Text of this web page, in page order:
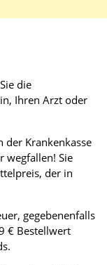
die
Ihren Arzt oder
der Krankenkasse
wegfallen! Sie
der in
gegebenenfalls
€ Bestellwert